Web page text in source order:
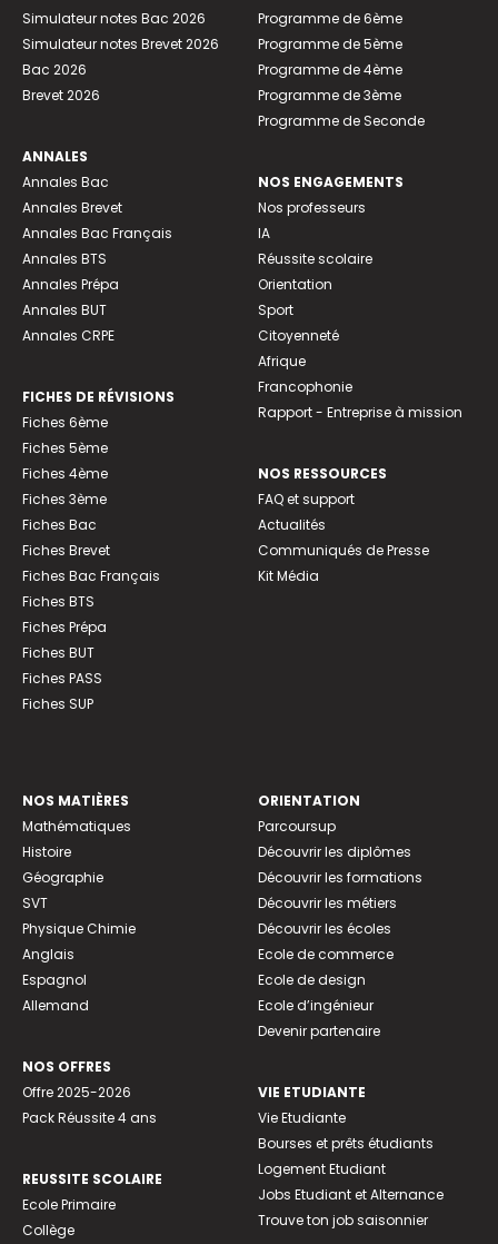
Simulateur notes Bac 2026
Simulateur notes Brevet 2026
Bac 2026
Brevet 2026
ANNALES
Annales Bac
Annales Brevet
Annales Bac Français
Annales BTS
Annales Prépa
Annales BUT
Annales CRPE
FICHES DE RÉVISIONS
Fiches 6ème
Fiches 5ème
Fiches 4ème
Fiches 3ème
Fiches Bac
Fiches Brevet
Fiches Bac Français
Fiches BTS
Fiches Prépa
Fiches BUT
Fiches PASS
Fiches SUP
Programme de 6ème
Programme de 5ème
Programme de 4ème
Programme de 3ème
Programme de Seconde
NOS ENGAGEMENTS
Nos professeurs
IA
Réussite scolaire
Orientation
Sport
Citoyenneté
Afrique
Francophonie
Rapport - Entreprise à mission
NOS RESSOURCES
FAQ et support
Actualités
Communiqués de Presse
Kit Média
NOS MATIÈRES
Mathématiques
Histoire
Géographie
SVT
Physique Chimie
Anglais
Espagnol
Allemand
NOS OFFRES
Offre 2025-2026
Pack Réussite 4 ans
REUSSITE SCOLAIRE
Ecole Primaire
Collège
ORIENTATION
Parcoursup
Découvrir les diplômes
Découvrir les formations
Découvrir les métiers
Découvrir les écoles
Ecole de commerce
Ecole de design
Ecole d’ingénieur
Devenir partenaire
VIE ETUDIANTE
Vie Etudiante
Bourses et prêts étudiants
Logement Etudiant
Jobs Etudiant et Alternance
Trouve ton job saisonnier